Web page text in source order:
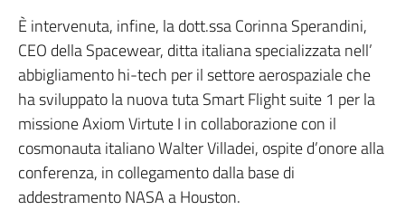
È intervenuta, infine, la dott.ssa Corinna Sperandini,
CEO della Spacewear, ditta italiana specializzata nell’
abbigliamento hi-tech per il settore aerospaziale che
ha sviluppato la nuova tuta Smart Flight suite 1 per la
missione Axiom Virtute I in collaborazione con il
cosmonauta italiano Walter Villadei, ospite d’onore alla
conferenza, in collegamento dalla base di
addestramento NASA a Houston.